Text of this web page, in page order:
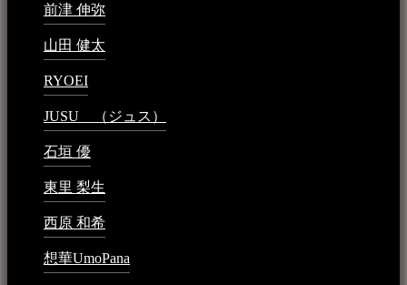
前津 伸弥
山田 健太
RYOEI
JUSU （ジュス）
石垣 優
東里 梨生
西原 和希
想華UmoPana